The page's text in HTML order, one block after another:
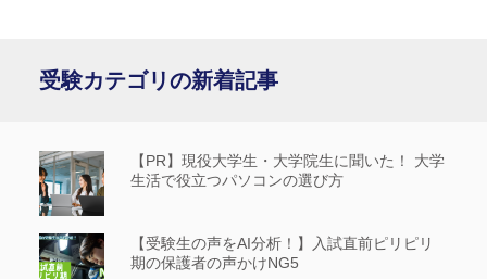
受験カテゴリの新着記事
【PR】現役大学生・大学院生に聞いた！ 大学
生活で役立つパソコンの選び方
【受験生の声をAI分析！】入試直前ピリピリ
期の保護者の声かけNG5